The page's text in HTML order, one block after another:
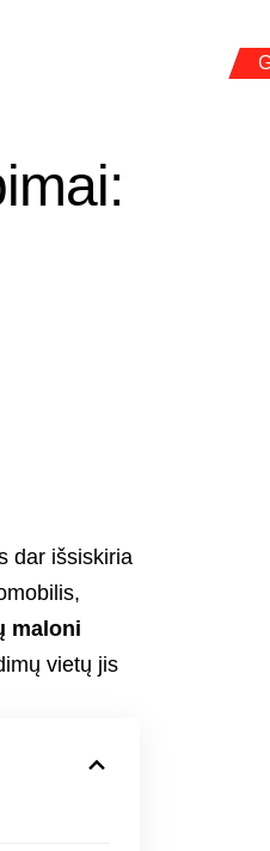
dar išsiskiria
maloni
vietų jis